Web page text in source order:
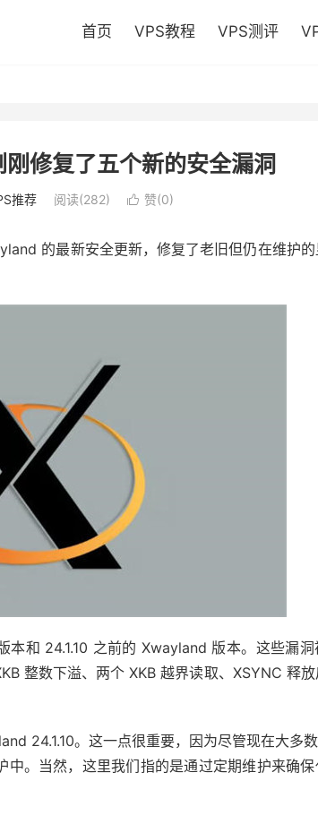
首页 VPS教程 VPS测评
修复了五个新的安全漏洞
推荐 阅读(282)  赞(0)
的最新安全更新，修复了老旧但仍在维护的
本和 24.1.10 之前的 Xwayland 版本。这些漏洞
整数下溢、两个 XKB 越界读取、XSYNC 释放
24.1.10。这一点很重要，因为尽管现在大多
。当然，这里我们指的是通过定期维护来确保